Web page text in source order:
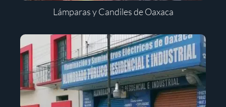
Lámparas y Candiles de Oaxaca